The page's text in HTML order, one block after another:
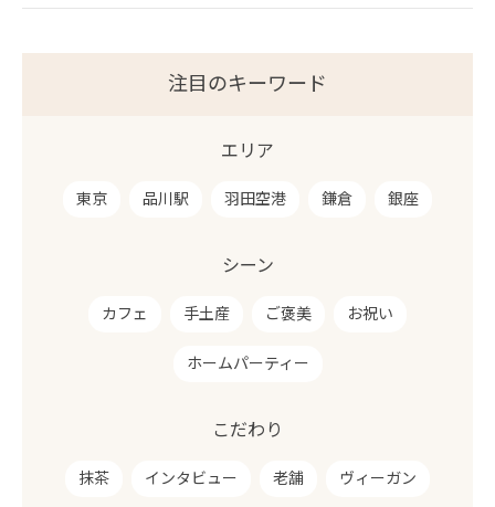
注目のキーワード
エリア
東京 品川駅 羽田空港 鎌倉 銀座
シーン
カフェ 手土産 ご褒美 お祝い
ホームパーティー
こだわり
抹茶 インタビュー 老舗 ヴィーガン